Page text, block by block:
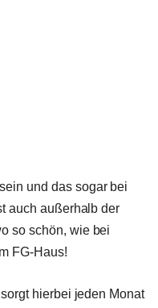
und das sogar bei
auch außerhalb der
so schön, wie bei
FG-Haus!
hierbei jeden Monat